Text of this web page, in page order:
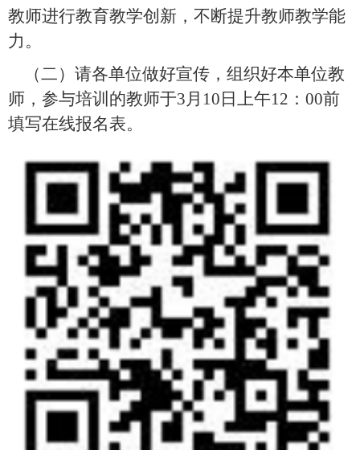
教师进行教育教学创新，不断提升教师教学能
力。
（二）请各单位做好宣传，组织好本单位教
师，参与培训的教师于3 月 10 日上午12 ： 00前
填写在线报名表。